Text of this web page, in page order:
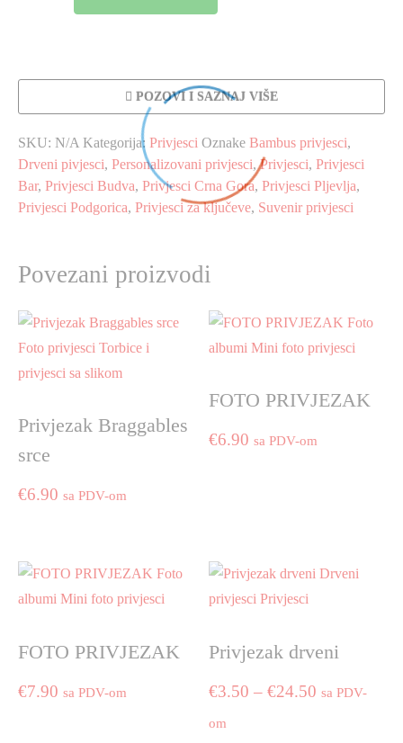
POZOVI I SAZNAJ VIŠE
SKU: N/A Kategorija: Privjesci Oznake Bambus privjesci,
Drveni pivjesci, Personalizovani privjesci,Privjesci, Privjesci
Bar, Privjesci Budva, Privjesci Crna Gora, Privjesci Pljevlja,
Privjesci Podgorica, Privjesci za ključeve, Suvenir privjesci
Povezani proizvodi
Privjezak Braggables
srce
€6.90 sa PDV-om
FOTO PRIVJEZAK
€6.90 sa PDV-om
FOTO PRIVJEZAK
€7.90 sa PDV-om
Privjezak drveni
€3.50 – €24.50 Price
sa PDV-
om